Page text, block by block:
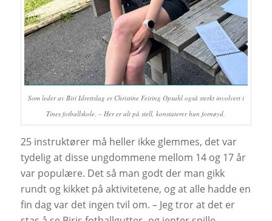
Som leder av Biri Idrettslag er Christine Feiring Opsahl også sterkt involvert i
Tines fotballskole. – Her er alt på stell, konstaterer hun fornøyd.
25 instruktører må heller ikke glemmes, det var
tydelig at disse ungdommene mellom 14 og 17 år
var populære. Det så man godt der man gikk
rundt og kikket på aktivitetene, og at alle hadde en
fin dag var det ingen tvil om. – Jeg tror at det er